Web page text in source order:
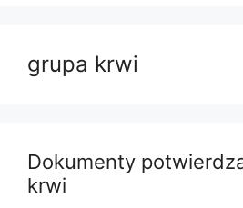
grupa krwi
Dokumenty
krwi